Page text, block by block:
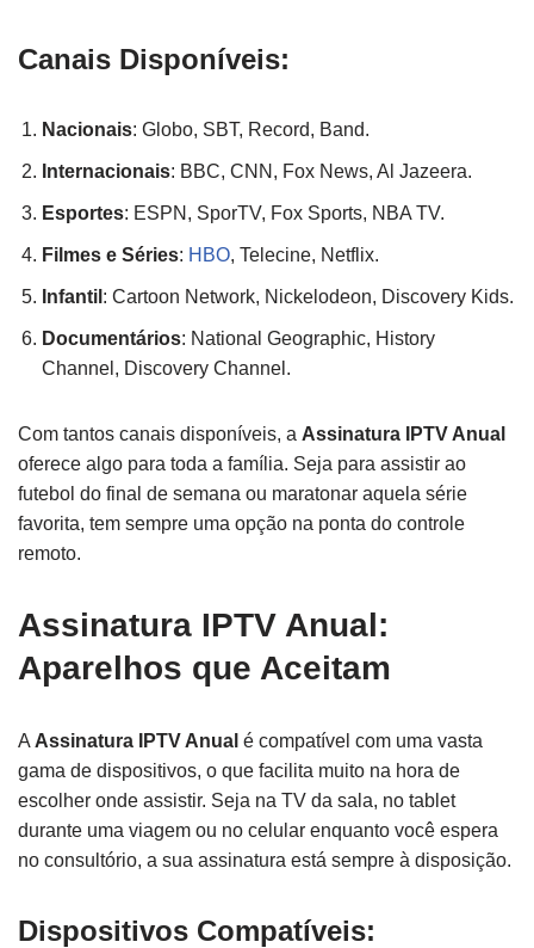
Canais Disponíveis:
Nacionais: Globo, SBT, Record, Band.
Internacionais: BBC, CNN, Fox News, Al Jazeera.
Esportes: ESPN, SporTV, Fox Sports, NBA TV.
Filmes e Séries: HBO, Telecine, Netflix.
Infantil : Cartoon Network, Nickelodeon, Discovery Kids.
Documentários: National Geographic, History
Channel, Discovery Channel.
Com tantos canais disponíveis, a Assinatura IPTV Anual
oferece algo para toda a família. Seja para assistir ao
futebol do final de semana ou maratonar aquela série
favorita, tem sempre uma opção na ponta do controle
remoto.
Assinatura IPTV Anual:
Aparelhos que Aceitam
A Assinatura IPTV Anual é compatível com uma vasta
gama de dispositivos, o que facilita muito na hora de
escolher onde assistir. Seja na TV da sala, no tablet
durante uma viagem ou no celular enquanto você espera
no consultório, a sua assinatura está sempre à disposição.
Dispositivos Compatíveis: